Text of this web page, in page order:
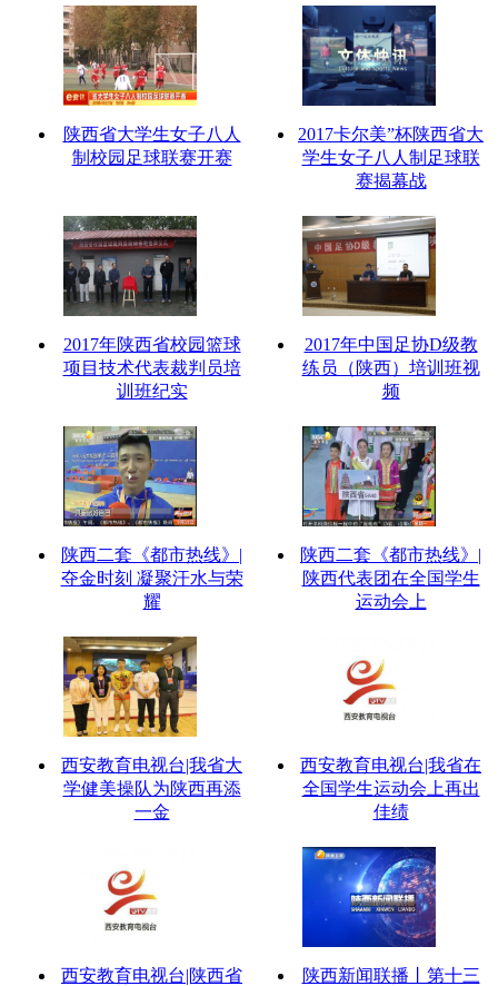
陕西省大学生女子八人
制校园足球联赛开赛
2017卡尔美”杯陕西省大
学生女子八人制足球联
赛揭幕战
2017年陕西省校园篮球
项目技术代表裁判员培
训班纪实
2017年中国足协D级教
练员（陕西）培训班视
频
陕西二套《都市热线》|
夺金时刻 凝聚汗水与荣
耀
陕西二套《都市热线》|
陕西代表团在全国学生
运动会上
西安教育电视台|我省大
学健美操队为陕西再添
一金
西安教育电视台|我省在
全国学生运动会上再出
佳绩
西安教育电视台|陕西省
陕西新闻联播丨第十三